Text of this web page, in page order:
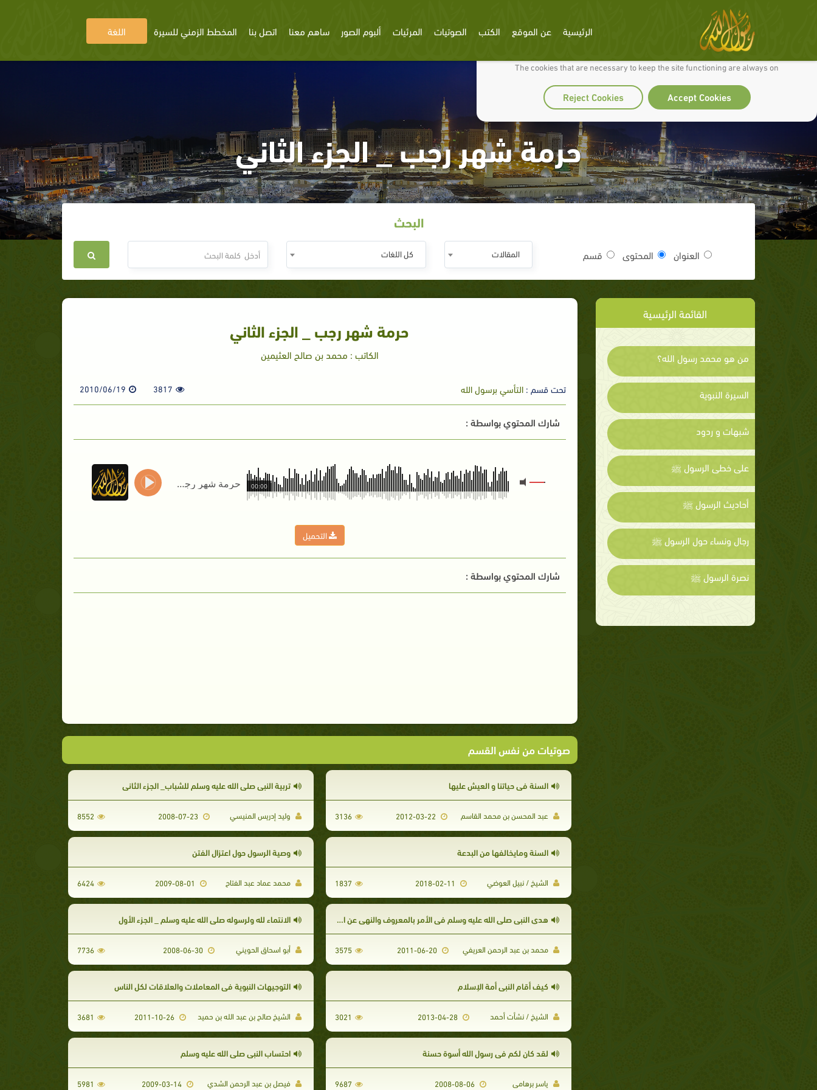
We use cookies to make our site work well for you and so we can continually improve it.
The cookies that are necessary to keep the site functioning are always on
Accept Cookies
Reject Cookies
الرئيسية عن الموقع الكتب الصوتيات المرئيات ألبوم الصور ساهم معنا اتصل بنا المخطط الزمني للسيرة اللغة
حرمة شهر رجب _ الجزء الثاني
البحث
العنوان المحتوى قسم المقالات كل اللغات
القائمة الرئيسية
من هو محمد رسول الله؟
السيرة النبوية
شبهات و ردود
على خطى الرسول ﷺ
أحاديث الرسول ﷺ
رجال ونساء حول الرسول ﷺ
نصرة الرسول ﷺ
حرمة شهر رجب _ الجزء الثاني
الكاتب : محمد بن صالح العثيمين
تحت قسم :التأسي برسول الله 3817
2010/06/19
شارك المحتوي بواسطة :
حرمة شهر رجب _ الجزء الثاني 00:00 error - file does not exist..
التحميل
شارك المحتوي بواسطة :
صوتيات من نفس القسم
السنة في حياتنا و العيش عليها
عبد المحسن بن محمد القاسم 3136
تربية النبي صلى الله عليه وسلم للشباب_ الجزء الثاني
وليد إدريس المنيسي 8552
السنة ومايخالفها من البدعة
الشيخ / نبيل العوضي 1837
وصية الرسول حول اعتزال الفتن
محمد عماد عبد الفتاح 6424
هدي النبي صلى الله عليه وسلم في الأمر بالمعروف والنهي عن المنكر
محمد بن عبد الرحمن العريفي 3575
الانتماء لله ولرسوله صلى الله عليه وسلم _ الجزء الأول
أبو اسحاق الحويني 2008-06-30
7736
كيف أقام النبى أمة الإسلام
الشيخ / نشأت أحمد 3021
التوجيهات النبوية في المعاملات والعلاقات لكل الناس
الشيخ صالح بن عبد الله بن حميد 2011-10-26
3681
لقد كان لكم في رسول الله أسوة حسنة
ياسر برهامى 2008-08-06
9687
احتساب النبي صلى الله عليه وسلم
فيصل بن عبد الرحمن الشدي 2009-03-14
5981